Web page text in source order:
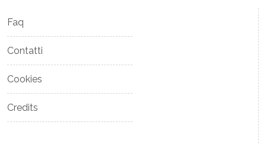
Faq
Contatti
Cookies
Credits